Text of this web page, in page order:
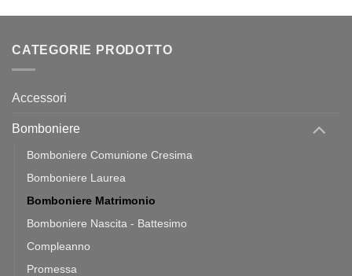
CATEGORIE PRODOTTO
Accessori
Bomboniere
Bomboniere Comunione Cresima
Bomboniere Laurea
Bomboniere Matrimonio
Bomboniere Nascita - Battesimo
Compleanno
Promessa